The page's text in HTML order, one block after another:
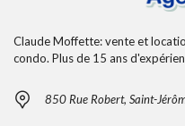
Claude Moffette: vente et
condo. Plus de 15 ans
850 Rue Robert, Saint-